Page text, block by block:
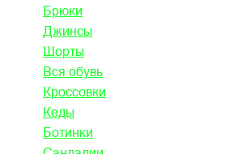
Брюки
Джинсы
Шорты
Вся обувь
Кроссовки
Кеды
Ботинки